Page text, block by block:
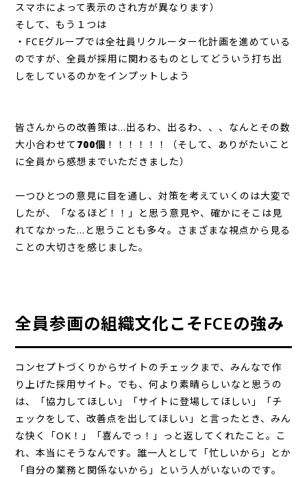
スマホによって表示のされ方が異なります）
そして、もう１つは
・FCEグループでは全社員リクルーター化計画を進めている
のですが、全員が採用に関わるものとしてどういう打ち出
しをしているのかをインプットしよう
皆さんからの改善策は…出るわ、出るわ、、、なんとその数
大小合わせて 700個 ！！！！！！（そして、ありがたいこと
に全員から感想までいただきました）
一つひとつの意見に目を通し、対策を考えていくのは大変で
したが、「なるほど！！」と思う意見や、確かにそこは見
れてなかった…と思うことも多々。さまざまな視点から見る
ことの大切さを感じました。
全員参画の組織文化こそFCEの強み
コンセプトづくりからサイトのチェックまで、みんなで作
り上げた採用サイト。でも、何より素晴らしいなと思うの
は、「協力してほしい」「サイトに登場してほしい」「チ
ェックをして、改善点を出してほしい」と言ったとき、みん
な快く「OK！」「喜んでっ！」っと返してくれたこと。こ
れ、本当にそうなんです。誰一人として「忙しいから」とか
「自分の業務と関係ないから」という人がいないのです。